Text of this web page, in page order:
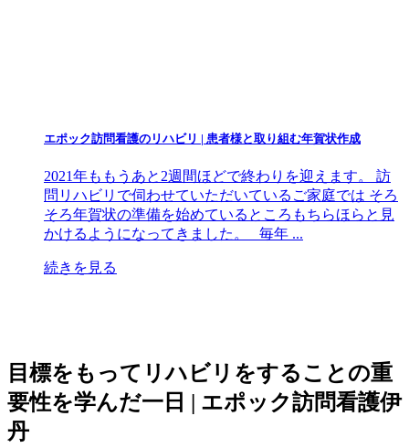
エポック訪問看護のリハビリ | 患者様と取り組む年賀状作成
2021年ももうあと2週間ほどで終わりを迎えます。 訪
問リハビリで伺わせていただいているご家庭では そろ
そろ年賀状の準備を始めているところもちらほらと見
かけるようになってきました。 毎年 ...
続きを見る
目標をもってリハビリをすることの重
要性を学んだ一日 | エポック訪問看護伊
丹